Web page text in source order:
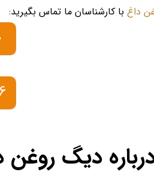
داغ با کارشناسان ما تماس بگیرید:
دیگ روغن